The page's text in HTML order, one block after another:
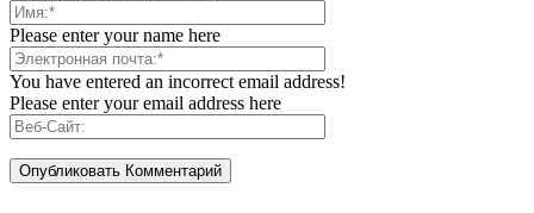
Please enter your name here
You have entered an incorrect email address!
Please enter your email address here